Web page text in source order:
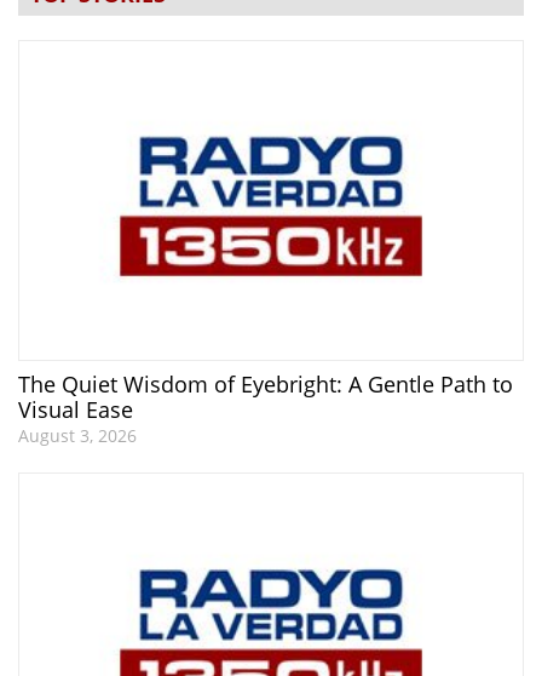
The Quiet Wisdom of Eyebright: A Gentle Path to
Visual Ease
August 3, 2026